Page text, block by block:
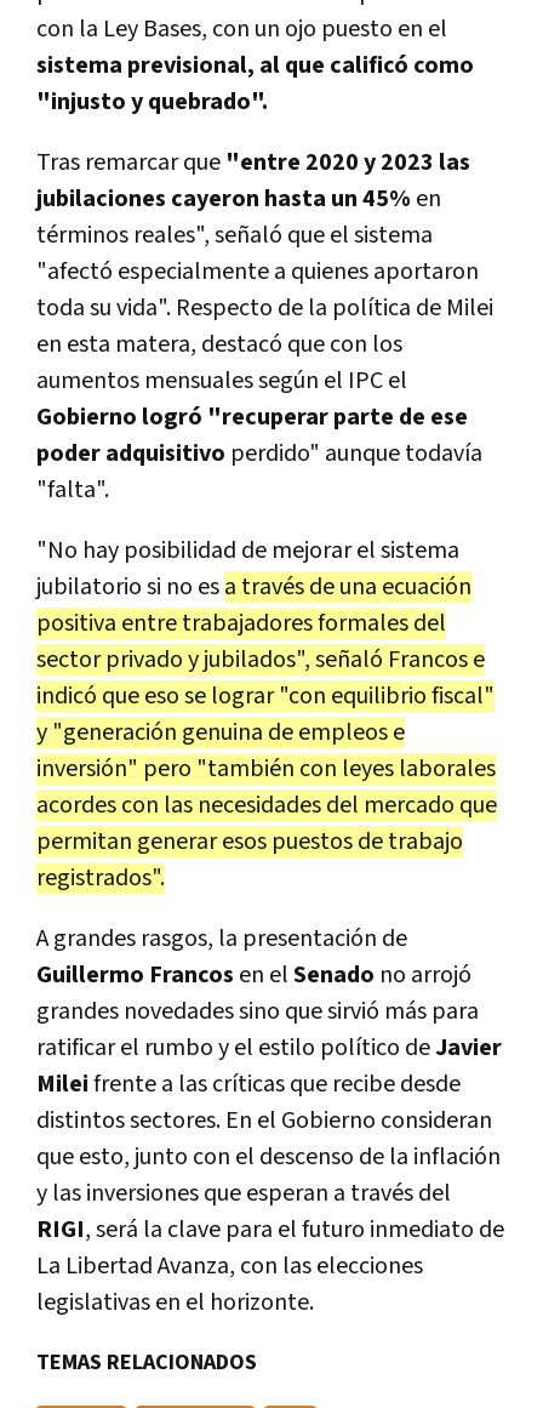
con la Ley Bases, con un ojo puesto en el
sistema previsional, al que calificó como
"injusto y quebrado".
Tras remarcar que "entre 2020 y 2023 las
jubilaciones cayeron hasta un 45% en
términos reales", señaló que el sistema
"afectó especialmente a quienes aportaron
toda su vida". Respecto de la política de Milei
en esta matera, destacó que con los
aumentos mensuales según el IPC el
Gobierno logró "recuperar parte de ese
poder adquisitivo perdido" aunque todavía
"falta".
"No hay posibilidad de mejorar el sistema
jubilatorio si no esa través de una ecuación
positiva entre trabajadores formales del
sector privado y jubilados", señaló Francos e
indicó que eso se lograr "con equilibrio fiscal"
y "generación genuina de empleos e
inversión" pero "también con leyes laborales
acordes con las necesidades del mercado que
permitan generar esos puestos de trabajo
registrados".
A grandes rasgos, la presentación de
Guillermo Francos en elSenado no arrojó
grandes novedades sino que sirvió más para
ratificar el rumbo y el estilo político deJavier
Mileifrente a las críticas que recibe desde
distintos sectores. En el Gobierno consideran
que esto, junto con el descenso de la inflación
y las inversiones que esperan a través del
RIGI, será la clave para el futuro inmediato de
La Libertad Avanza, con las elecciones
legislativas en el horizonte.
TEMAS RELACIONADOS